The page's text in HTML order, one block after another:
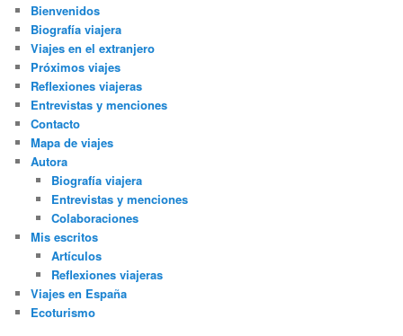
Bienvenidos
Biografía viajera
Viajes en el extranjero
Próximos viajes
Reflexiones viajeras
Entrevistas y menciones
Contacto
Mapa de viajes
Autora
Biografía viajera
Entrevistas y menciones
Colaboraciones
Mis escritos
Artículos
Reflexiones viajeras
Viajes en España
Ecoturismo